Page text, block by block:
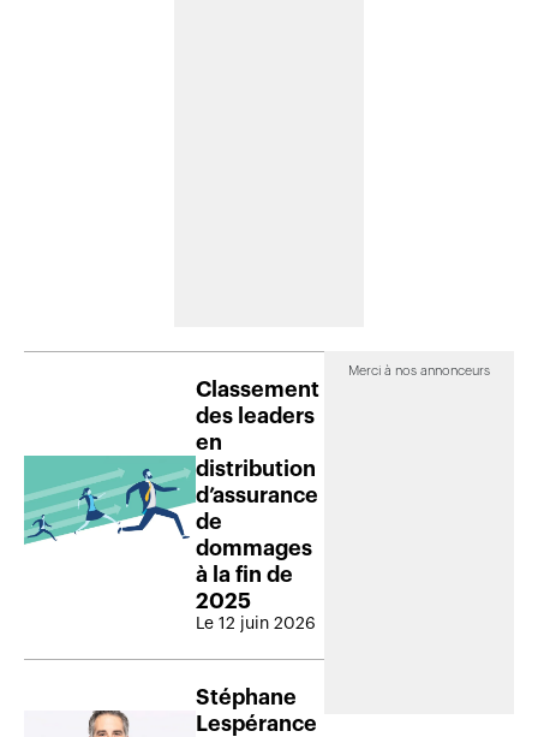
Classement
des leaders
en
distribution
d’assurance
de
dommages
à la fin de
2025
Le 12 juin 2026
Stéphane
Lespérance
Merci à nos annonceurs